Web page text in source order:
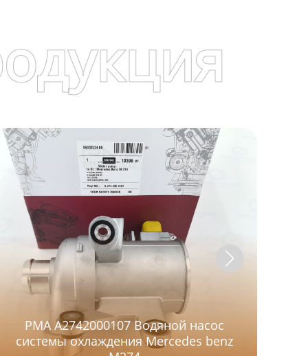
PMA A2742000107 Водяной насос
системы охлаждения Mercedes benz